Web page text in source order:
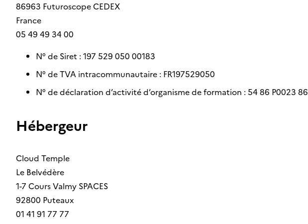
86963 Futuroscope CEDEX
France
05 49 49 34 00
N° de Siret : 197 529 050 00183
N° de TVA intracommunautaire : FR197529050
N° de déclaration d’activité d’organisme de formation : 54 86 P0023 86
Hébergeur
Cloud Temple
Le Belvédère
1-7 Cours Valmy SPACES
92800 Puteaux
01 41 91 77 77